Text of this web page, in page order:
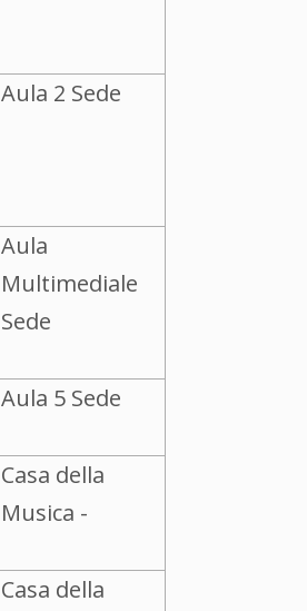
Aula 2 Sede
Aula
Multimediale
Sede
Aula 5 Sede
Casa della
Musica -
Casa della